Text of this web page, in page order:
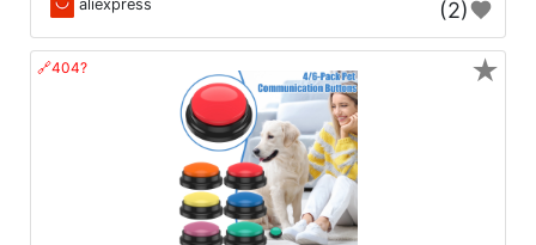
aliexpress (2)
🔗404? ★